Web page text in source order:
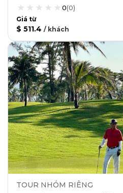
0(0)
Giá từ
$ 511.4 / khách
TOUR NHÓM RIÊNG